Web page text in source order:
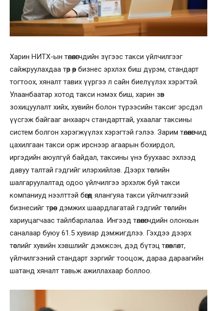
Харин НИТХ-ын төлөөлөгчдийн зүгээс такси үйлчилгээг
сайжруулахдаа төр өөр бизнес эрхлэх биш дүрэм, стандарт
тогтоох, хяналт тавих үүргээ л сайн биелүүлэх хэрэгтэй.
Улаанбаатар хотод такси нэмэх биш, харин зөв
зохицуулалт хийх, хувийн болон түрээсийн таксиг эрсдэл
үүсгэж байгааг анхаарч стандарттай, ухаалаг таксины
систем болгон хэрэгжүүлэх хэрэгтэй гэлээ. Зарим төлөөлөгчид
цахилгаан такси орж ирснээр агаарын бохирдол,
иргэдийн аюулгүй байдал, таксины үнэ буухаас эхлээд
давуу талтай гэдгийг илэрхийлэв. Дээрх төслийн
шалгаруулалтад одоо үйлчилгээ эрхэлж буй такси
компаниуд нээлттэй бөгөөд ялангуяа такси үйлчилгээий
бизнесийг төрөөс дэмжих шаардлагатай гэдгийг төслийн
хариуцагчаас тайлбарлалаа. Ингээд төлөөлөгчдийн олонхын
саналаар буюу 61.5 хувиар дэмжигдлээ. Гэхдээ дээрх
төслийг хувийн хэвшлийг дэмжсэн, дэд бүтэц төлөвлөлт,
үйлчилгээний стандарт зэргийг тооцож, дараа дараагийн
шатанд хяналт тавьж ажиллахаар боллоо.